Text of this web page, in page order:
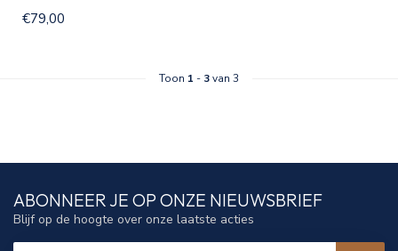
€79,00
Toon 1 - 3van 3
ABONNEER JE OP ONZE NIEUWSBRIEF
Blijf op de hoogte over onze laatste acties